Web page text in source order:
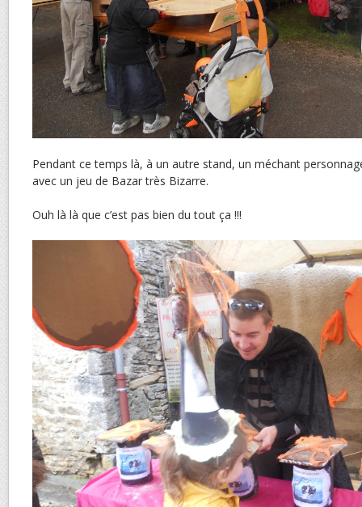
Pendant ce temps là, à un autre stand, un méchant
avec un jeu de Bazar très Bizarre.
Ouh là là que c’est pas bien du tout ça !!!